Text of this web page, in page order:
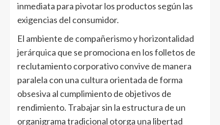
inmediata para pivotar los productos según las
exigencias del consumidor.
El ambiente de compañerismo y horizontalidad
jerárquica que se promociona en los folletos de
reclutamiento corporativo convive de manera
paralela con una cultura orientada de forma
obsesiva al cumplimiento de objetivos de
rendimiento. Trabajar sin la estructura de un
organigrama tradicional otorga una libertad